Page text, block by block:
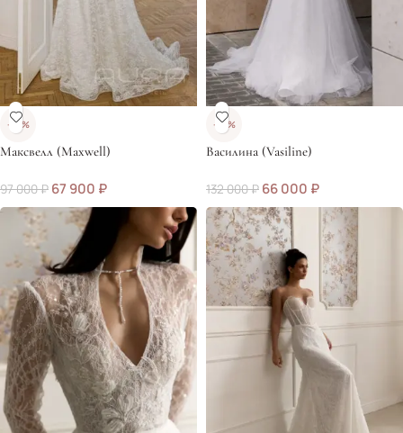
-30%
Максвелл (Maxwell)
97 000₽ 67 900 ₽
-50%
Василина (Vasiline)
132 000₽ 66 000 ₽